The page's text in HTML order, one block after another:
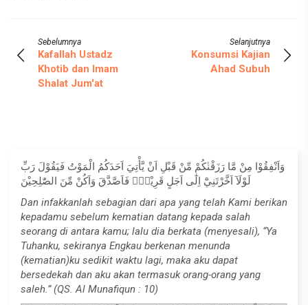
Sebelumnya
Kafallah Ustadz
Khotib dan Imam
Shalat Jum'at
Selanjutnya
Konsumsi Kajian
Ahad Subuh
وَاَنْفِقُوْا مِنْ مَّا رَزَقْنٰكُمْ مِّنْ قَبْلِ اَنْ يَّأْتِيَ اَحَدَكُمُ الْمَوْتُ فَيَقُوْلَ رَبِّ
لَوْلَآ اَخَّرْتَنِيْٓ اِلٰٓى اَجَلٍ قَرِيْبٍۚ فَاَصَّدَّقَ وَاَكُنْ مِّنَ الصّٰلِحِيْنَ
Dan infakkanlah sebagian dari apa yang telah Kami berikan
kepadamu sebelum kematian datang kepada salah
seorang di antara kamu; lalu dia berkata (menyesali), “Ya
Tuhanku, sekiranya Engkau berkenan menunda
(kematian)ku sedikit waktu lagi, maka aku dapat
bersedekah dan aku akan termasuk orang-orang yang
saleh.” (QS. Al Munafiqun : 10)